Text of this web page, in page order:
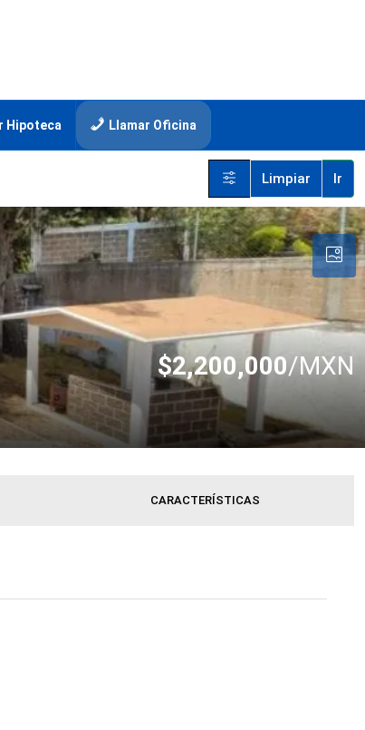
Hipoteca Llamar Oficina
Limpiar Ir
$2,200,000/MXN
CARACTERÍSTICAS